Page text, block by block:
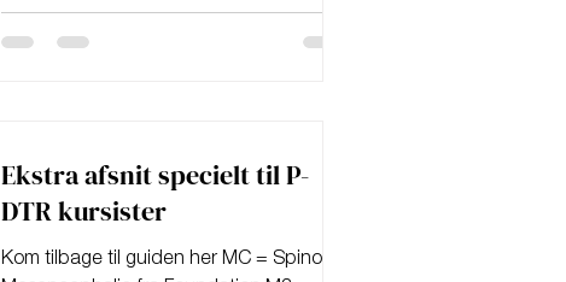
Ekstra afsnit specielt til P-
DTR kursister
Kom tilbage til guiden her MC = Spino-